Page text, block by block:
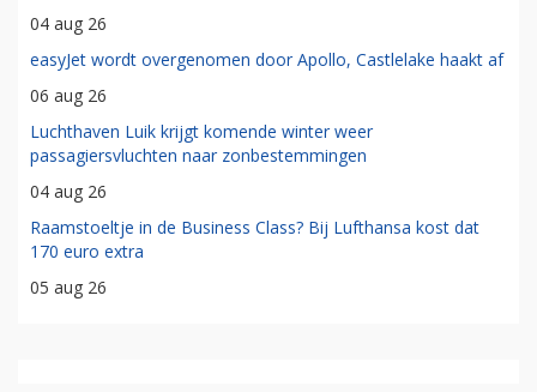
04 aug 26
easyJet wordt overgenomen door Apollo, Castlelake haakt af
06 aug 26
Luchthaven Luik krijgt komende winter weer
passagiersvluchten naar zonbestemmingen
04 aug 26
Raamstoeltje in de Business Class? Bij Lufthansa kost dat
170 euro extra
05 aug 26